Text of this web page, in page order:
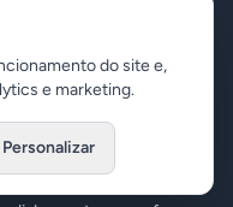
do site e,
e marketing.
Personalizar